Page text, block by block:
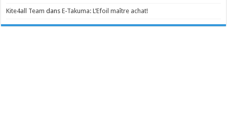
Kite4all Team dansE-Takuma: L’Efoil maître achat!